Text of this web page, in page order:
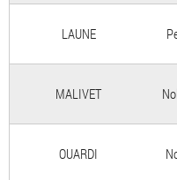
LAUNE
MALIVET
OUARDI